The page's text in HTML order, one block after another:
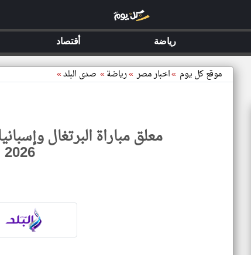
موقع كل يوم »اخبار مصر »رياضة» صدى البلد»
معلق مباراة البرتغال
2026
رياضة أقتصاد